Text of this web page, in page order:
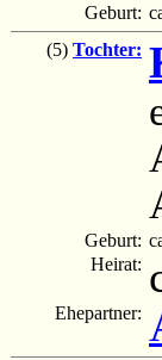
Geburt:
(5) Tochter:
Geburt:
Heirat:
Ehepartner: